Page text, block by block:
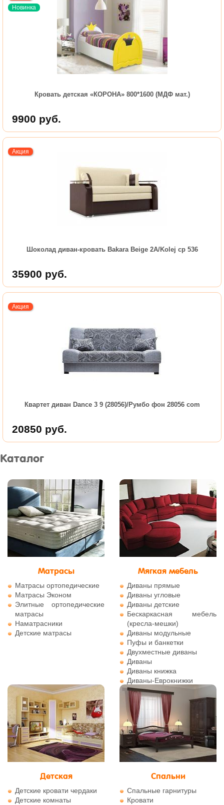
Кровать детская «КОРОНА» 800*1600 (МДФ мат.)
9900 руб.
Новинка
Шоколад диван-кровать Bakara Beige 2A/Kolej cp 536
35900 руб.
Акция
Квартет диван Dance 3 9 (28056)/Румбо фон 28056 com
20850 руб.
Акция
Каталог
Матрасы
Матрасы ортопедические
Матрасы Эконом
Элитные ортопедические
матрасы
Наматрасники
Детские матрасы
Мягкая мебель
Диваны прямые
Диваны угловые
Диваны детские
Бескаркасная мебель
(кресла-мешки)
Диваны модульные
Пуфы и банкетки
Двухместные диваны
Диваны
Диваны книжка
Диваны-Еврокнижки
Комплекты мягкой мебели
Кресла-качалки
Мягкие кресла
Тахты
Детская
Детские кровати чердаки
Детские комнаты
Спальни
Спальные гарнитуры
Кровати